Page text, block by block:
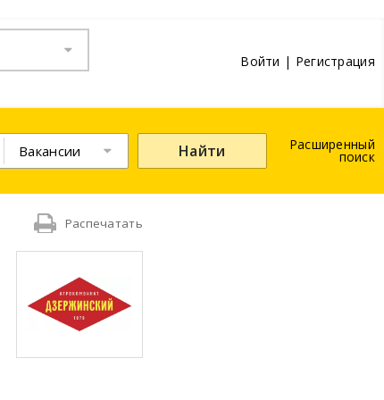
Войти | Регистрация
Вакансии Найти Расширенный
поиск
Распечатать